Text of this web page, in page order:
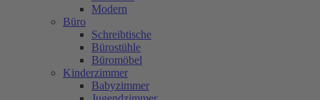
Modern
Büro
Schreibtische
Bürostühle
Büromöbel
Kinderzimmer
Babyzimmer